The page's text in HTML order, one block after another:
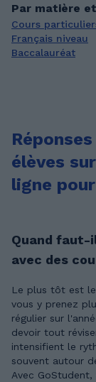
Par matière
Cours
Français niveau
Baccalauréat
élèves
ligne
Quand faut-
avec des
Le plus tôt est
vous y prenez
régulier sur
devoir tout
intensifient le
souvent autour
Avec